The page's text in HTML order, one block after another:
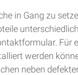
in Gang zu
werden
neben